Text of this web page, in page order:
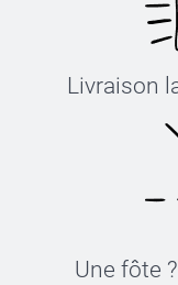
Livraison
Une fôte